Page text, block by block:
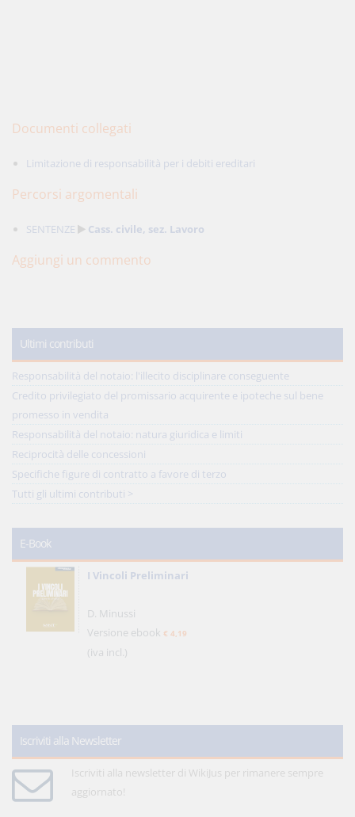
Documenti collegati
Limitazione di responsabilità per i debiti ereditari
Percorsi argomentali
SENTENZE Cass. civile, sez. Lavoro
Aggiungi un commento
Ultimi contributi
Responsabilità del notaio: l'illecito disciplinare conseguente
Credito privilegiato del promissario acquirente e ipoteche sul bene
promesso in vendita
Responsabilità del notaio: natura giuridica e limiti
Reciprocità delle concessioni
Specifiche figure di contratto a favore di terzo
Tutti gli ultimi contributi >
E-Book
I Vincoli Preliminari
D. Minussi
Versione ebook € 4,19
(iva incl.)
Iscriviti alla Newsletter
Iscriviti alla newsletter di WikiJus per rimanere sempre
aggiornato!